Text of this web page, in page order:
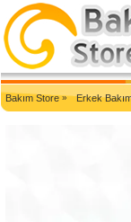
2007'den Beri Türkiye'nin En
Bakım Store» Erkek